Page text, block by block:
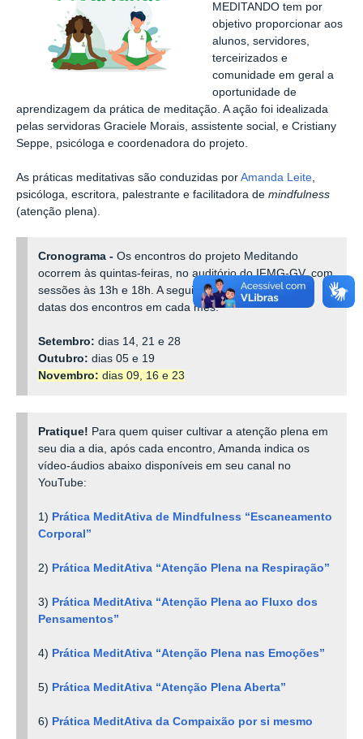
MEDITANDO tem por
objetivo proporcionar aos
alunos, servidores,
terceirizados e
comunidade em geral a
oportunidade de
aprendizagem da prática de meditação. A ação foi idealizada
pelas servidoras Graciele Morais, assistente social, e Cristiany
Seppe, psicóloga e coordenadora do projeto.
As práticas meditativas são conduzidas por Amanda Leite
psicóloga, escritora, palestrante e facilitadora de mindfulness
(atenção plena).
Cronograma -Os encontros do projeto Meditando
ocorrem às quintas-feiras, no auditório do IFMG-GV, com
sessões às 13h e 18h. A seguir, cronograma com as
datas dos encontros em cada mês.
Setembro: dias 14, 21 e 28
Outubro: dias 05 e 19
Novembro: dias 09, 16 e 23
Pratique! Para quem quiser cultivar a atenção plena em
seu dia a dia, após cada encontro, Amanda indica os
vídeo-áudios abaixo disponíveis em seu canal no
YouTube:
1) Prática MeditAtiva de Mindfulness “Escaneamento
Corporal”
2) Prática MeditAtiva “Atenção Plena na Respiração”
3) Prática MeditAtiva “Atenção Plena ao Fluxo dos
Pensamentos”
4) Prática MeditAtiva “Atenção Plena nas Emoções”
5) Prática MeditAtiva “Atenção Plena Aberta”
6) Prática MeditAtiva da Compaixão por si mesmo